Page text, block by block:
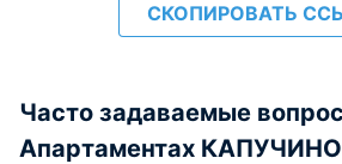
СКОПИРОВАТЬ
Часто задаваемые
Апартаментах КАПУЧИНО